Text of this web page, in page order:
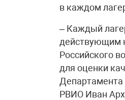
в каждом
– Каждый
действующим
Российского
для оценки
Департамента
РВИО Иван